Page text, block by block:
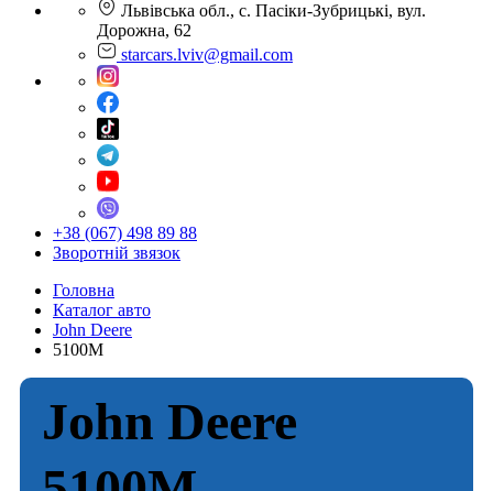
Львівська обл., с. Пасіки-Зубрицькі, вул.
Дорожна, 62
starcars.lviv@gmail.com
+38 (067) 498 89 88
Зворотній звязок
Головна
Каталог авто
John Deere
5100M
John Deere